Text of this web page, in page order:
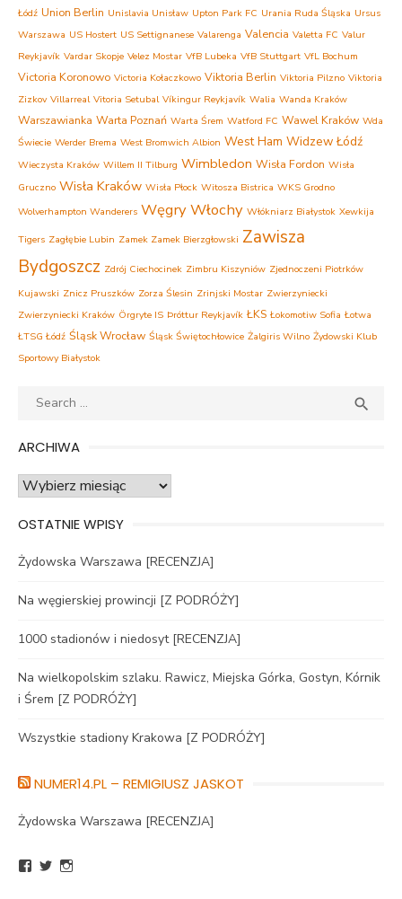
Łódź Union Berlin Unislavia Unisław Upton Park FC Urania Ruda Śląska Ursus
Warszawa US Hostert US Settignanese Valarenga Valencia Valetta FC Valur
Reykjavík Vardar Skopje Velez Mostar VfB Lubeka VfB Stuttgart VfL Bochum
Victoria Koronowo Victoria Kołaczkowo Viktoria Berlin Viktoria Pilzno Viktoria
Zizkov Villarreal Vitoria Setubal Víkingur Reykjavík Walia Wanda Kraków
Warszawianka Warta Poznań Warta Śrem Watford FC Wawel Kraków Wda
Świecie Werder Brema West Bromwich Albion West Ham Widzew Łódź
Wieczysta Kraków Willem II Tilburg Wimbledon Wisła Fordon Wisła
Gruczno Wisła Kraków Wisła Płock Witosza Bistrica WKS Grodno
Wolverhampton Wanderers WęgryWłochy Włókniarz Białystok Xewkija
Tigers Zagłębie Lubin Zamek Zamek Bierzgłowski Zawisza
Bydgoszcz Zdrój Ciechocinek Zimbru Kiszyniów Zjednoczeni Piotrków
Kujawski Znicz Pruszków Zorza Ślesin Zrinjski Mostar Zwierzyniecki
Zwierzyniecki Kraków Örgryte IS Þróttur Reykjavík ŁKS Łokomotiw Sofia Łotwa
ŁTSG Łódź Śląsk Wrocław Śląsk Świętochłowice Żalgiris Wilno Żydowski Klub
Sportowy Białystok
Search

ARCHIWA
Archiwa
OSTATNIE WPISY
Żydowska Warszawa [RECENZJA]
Na węgierskiej prowincji [Z PODRÓŻY]
1000 stadionów i niedosyt [RECENZJA]
Na wielkopolskim szlaku. Rawicz, Miejska Górka, Gostyn, Kórnik
i Śrem [Z PODRÓŻY]
Wszystkie stadiony Krakowa [Z PODRÓŻY]
NUMER14.PL – REMIGIUSZ JASKOT
Żydowska Warszawa [RECENZJA]
ZobaczZobacz